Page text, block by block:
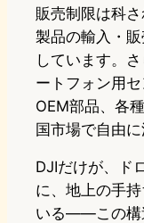
販売制限は科
製品の輸入・
しています。
ートフォン用
OEM部品、各
国市場で自由に
DJIだけが、ド
に、地上の手
いる——この構